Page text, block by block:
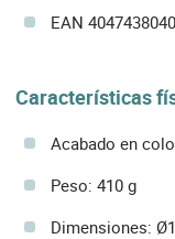
EAN
Características
Acabado en
Peso: 410 g
Dimensiones: